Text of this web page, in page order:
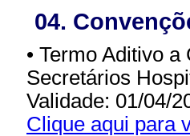
04.
• Termo Aditivo
Secretários
Validade: 01/04/
Clique aqui para